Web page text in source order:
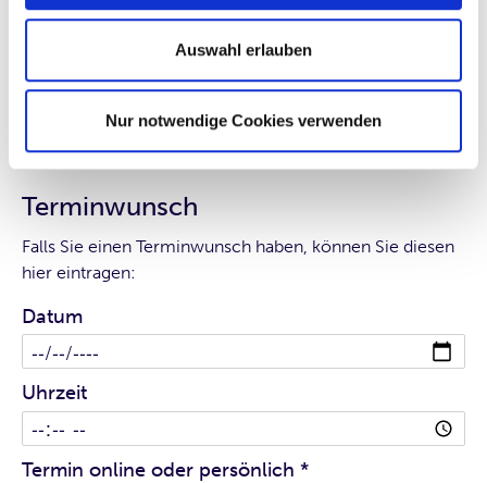
Auswahl erlauben
Nur notwendige Cookies verwenden
Terminwunsch
Falls Sie einen Terminwunsch haben, können Sie diesen
hier eintragen:
Datum
Uhrzeit
Termin online oder persönlich *